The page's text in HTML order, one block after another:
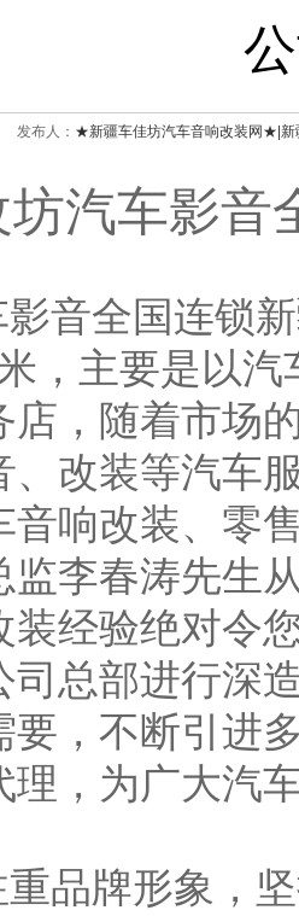
发布人： ★新疆车佳坊汽车音响改装网★|新
坊汽车影音
音全国连锁
，主要是以
店，随着市场
、改装等汽车
音响改装、零
监李春涛先生
装经验绝对令
司总部进行深
要，不断引进
理，为广大汽
品牌形象，